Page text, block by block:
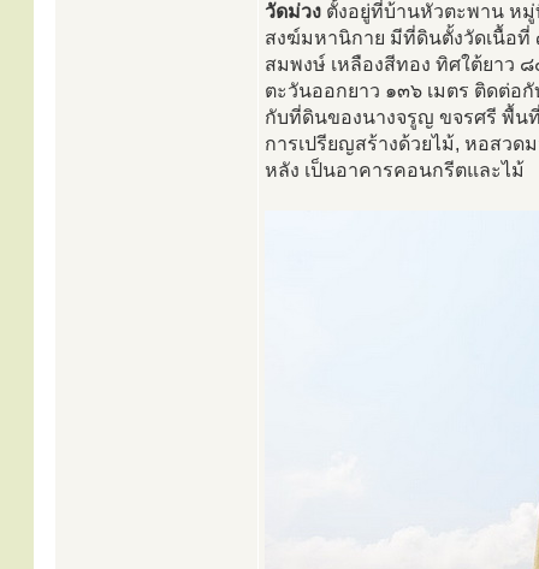
วัดม่วง ตั้งอยู่ที่บ้านหัวตะพาน ห
สงฆ์มหานิกาย มีที่ดินตั้งวัดเนื้อที่
สมพงษ์ เหลืองสีทอง ทิศใต้ยาว
ตะวันออกยาว ๑๓๖ เมตร ติดต่อ
กับที่ดินของนางจรูญ ขจรศรี พื้น
การเปรียญสร้างด้วยไม้, หอสวด
หลัง เป็นอาคารคอนกรีตและไม้